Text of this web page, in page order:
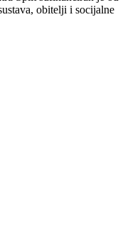
obitelji i socijalne